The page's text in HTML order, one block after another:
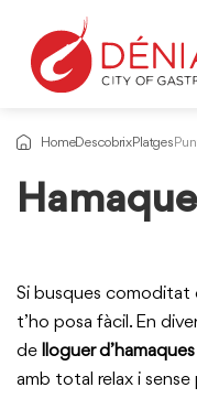
HomeDescobrixPlatges
Si busques comoditat
t’ho posa fàcil. En
de lloguer
amb total relax i